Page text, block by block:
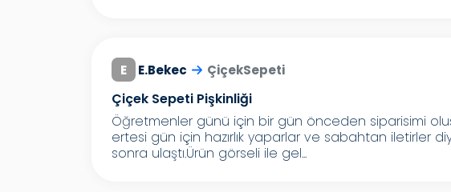
E E.Bekec ÇiçekSepeti
Çiçek Sepeti Pişkinliği
Öğretmenler günü için bir gün önceden siparisimi
ertesi gün için hazırlık yaparlar ve sabahtan iletirler
sonra ulaştı.Ürün görseli ile gel...